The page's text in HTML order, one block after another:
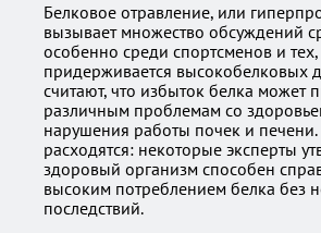
Белковое отравление, или
вызывает множество обсуждений
особенно среди спортсменов и тех,
придерживается высокобелковых
считают, что избыток белка может
различным проблемам со
нарушения работы почек и
расходятся: некоторые эксперты
здоровый организм способен
высоким потреблением белка без
последствий.